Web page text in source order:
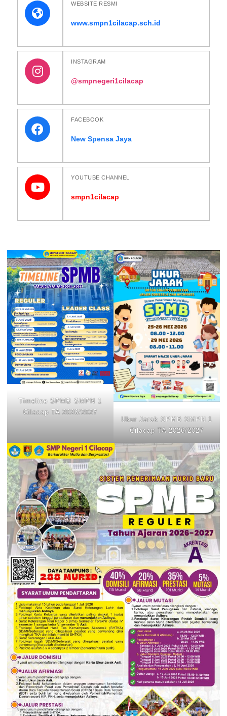
WEBSITE RESMI
www.smpn1cilacap.sch.id
INSTAGRAM
@smpnegeri1cilacap
FACEBOOK
New Spensa Jaya
YOUTUBE CHANNEL
smpn1cilacap
Timeline SPMB SMPN 1
Cilacap TA 2026/2027
Ukur Jarak SPMB SMPN 1
Cilacap TA 2026/2027